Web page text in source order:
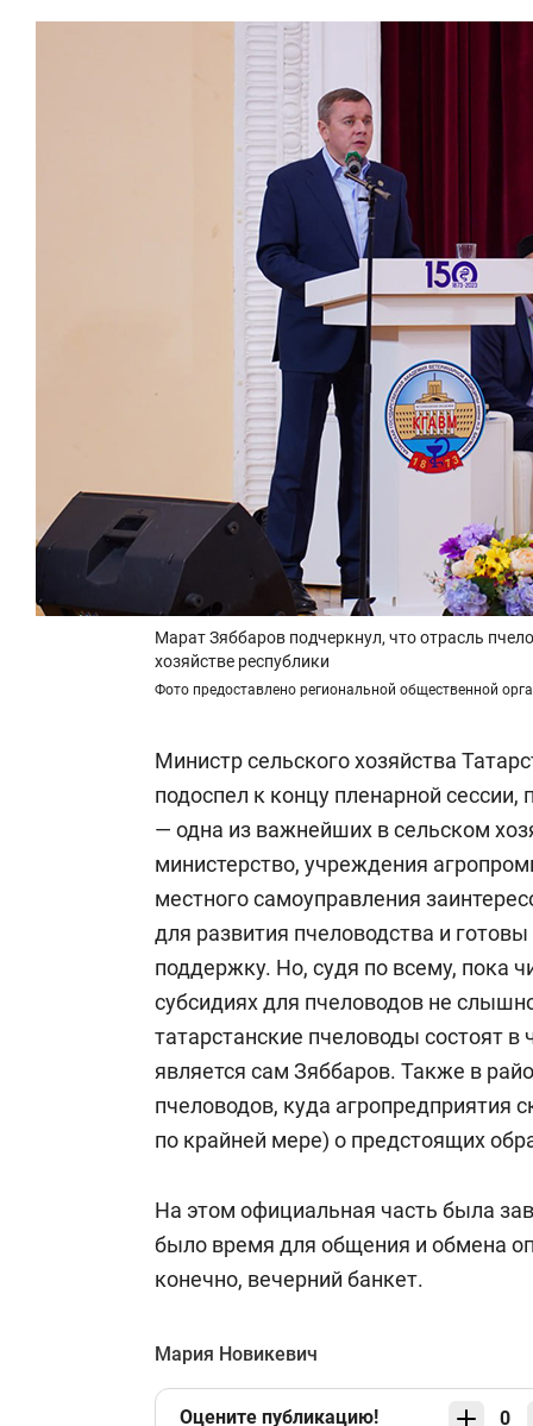
Марат Зяббаров подчеркнул, что отрасль
хозяйстве республики
Фото предоставлено региональной общественной
Министр сельского хозяйства
подоспел к концу пленарной сессии,
— одна из важнейших в сельском
министерство, учреждения
местного самоуправления
для развития пчеловодства и
поддержку. Но, судя по всему, пока
субсидиях для пчеловодов не
татарстанские пчеловоды состоят в
является сам Зяббаров. Также в
пчеловодов, куда
по крайней мере) о предстоящих
На этом официальная часть была
было время для общения и обмена
конечно, вечерний банкет.
Мария Новикевич
Оцените публикацию! 0